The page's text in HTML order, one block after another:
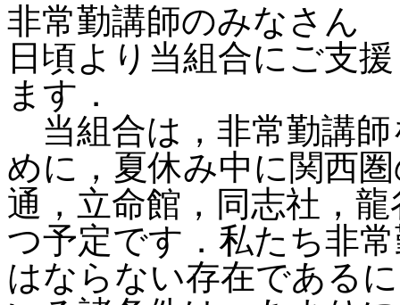
非常勤講師のみなさん
日頃より当組合にご支
ます．
当組合は，非常勤講
めに，夏休み中に関西
通，立命館，同志社，
つ予定です．私たち非
はならない存在である